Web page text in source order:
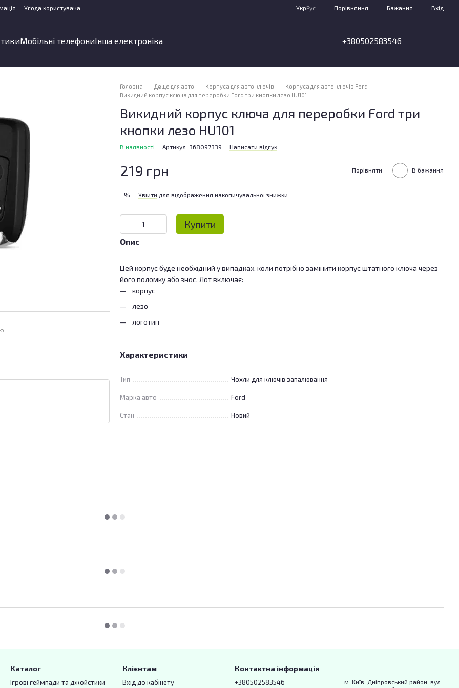
Угода користувача УкрРус Порівняння Бажання Вхід
Мобільні телефониІнша електроніка +380502583546
Головна Дещо для авто Корпуса для авто ключів
Корпуса для авто ключів Ford
Викидний корпус ключа для переробки Ford три кнопки лезо HU101
Викидний корпус ключа для переробки Ford три
кнопки лезо HU101
В наявності Артикул: 368097339 Написати відгук
219 грн Порівняти В бажання
% Увійти для відображення накопичувальної знижки
Купити
Опис
Цей корпус буде необхідний у випадках, коли потрібно замінити корпус штатного ключа через
його поломку або знос. Лот включає:
корпус
лезо
логотип
Характеристики
Тип Чохли для ключів запалювання
Марка авто Ford
Стан Новий
Каталог
Ігрові геймпади та джойстики
Клієнтам
Вхід до кабінету
Контактна інформація
+380502583546
м. Київ, Дніпровський район, вул.